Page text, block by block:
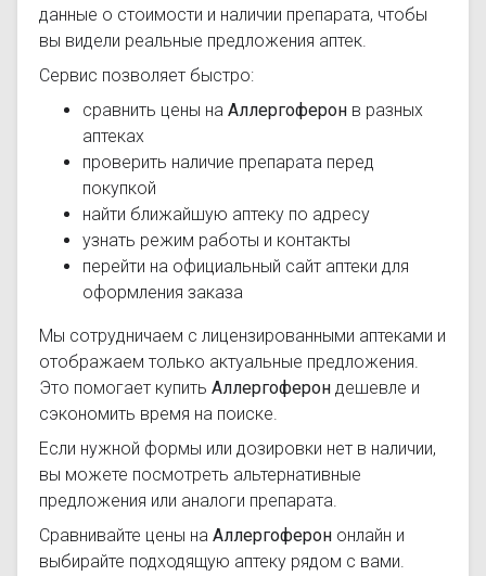
данные о стоимости и наличии препарата, чтобы
вы видели реальные предложения аптек.
Сервис позволяет быстро:
сравнить цены на Аллергоферон в разных
аптеках
проверить наличие препарата перед
покупкой
найти ближайшую аптеку по адресу
узнать режим работы и контакты
перейти на официальный сайт аптеки для
оформления заказа
Мы сотрудничаем с лицензированными аптеками и
отображаем только актуальные предложения.
Это помогает купить Аллергоферон дешевле и
сэкономить время на поиске.
Если нужной формы или дозировки нет в наличии,
вы можете посмотреть альтернативные
предложения или аналоги препарата.
Сравнивайте цены на Аллергоферон онлайн и
выбирайте подходящую аптеку рядом с вами.